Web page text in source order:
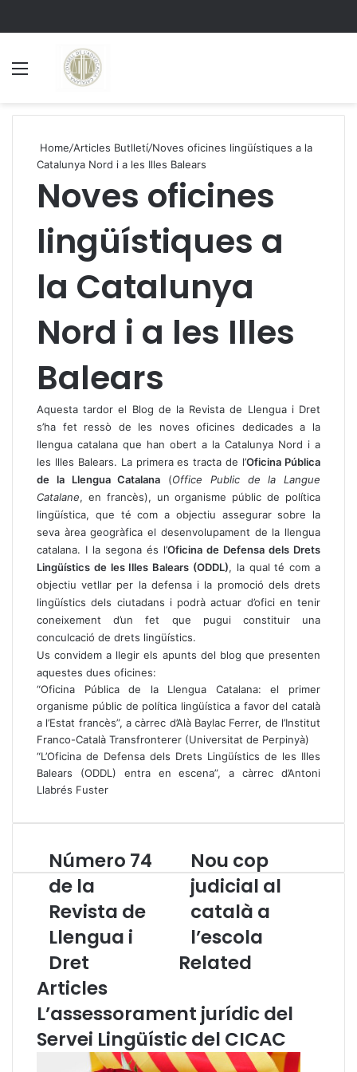
Home/Articles Butlletí/Noves oficines lingüístiques a la
Catalunya Nord i a les Illes Balears
Noves oficines
lingüístiques a
la Catalunya
Nord i a les Illes
Balears
Aquesta tardor el Blog de la Revista de Llengua i Dret
s’ha fet ressò de les noves oficines dedicades a la
llengua catalana que han obert a la Catalunya Nord i a
les Illes Balears. La primera es tracta de l’Oficina Pública
de la Llengua Catalana (Office Public de la Langue
Catalane, en francès), un organisme públic de política
lingüística, que té com a objectiu assegurar sobre la
seva àrea geogràfica el desenvolupament de la llengua
catalana. I la segona és l’Oficina de Defensa dels Drets
Lingüístics de les Illes Balears (ODDL), la qual té com a
objectiu vetllar per la defensa i la promoció dels drets
lingüístics dels ciutadans i podrà actuar d’ofici en tenir
coneixement d’un fet que pugui constituir una
conculcació de drets lingüístics.
Us convidem a llegir els apunts del blog que presenten
aquestes dues oficines:
“Oficina Pública de la Llengua Catalana: el primer
organisme públic de política lingüística a favor del català
a l’Estat francès”, a càrrec d’Alà Baylac Ferrer, de l’Institut
Franco-Català Transfronterer (Universitat de Perpinyà)
“L’Oficina de Defensa dels Drets Lingüístics de les Illes
Balears (ODDL) entra en escena”, a càrrec d’Antoni
Llabrés Fuster
N
ú
m
e
o
7
4
d
e
a
Número 74
de la
Revista de
Llengua i
Dret
N
o
u
c
u
i
c
i
a
Nou cop
judicial al
català a
l’escola
Related
Articles
L’assessorament jurídic del
Servei Lingüístic del CICAC